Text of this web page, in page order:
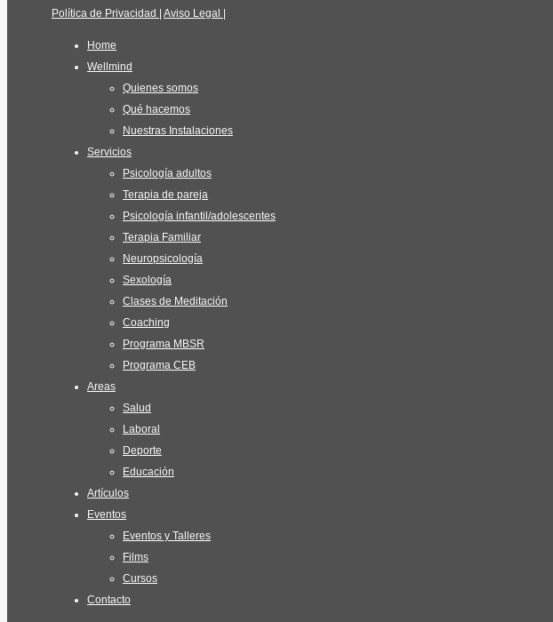
Política de Privacidad
Aviso Legal
Home
Wellmind
Quienes somos
Qué hacemos
Nuestras Instalaciones
Servicios
Psicología adultos
Terapia de pareja
Psicología infantil/adolescentes
Terapia Familiar
Neuropsicología
Sexología
Clases de Meditación
Coaching
Programa MBSR
Programa CEB
Areas
Salud
Laboral
Deporte
Educación
Artículos
Eventos
Eventos y Talleres
Films
Cursos
Contacto